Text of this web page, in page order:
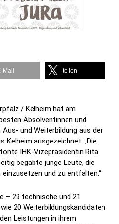
Mail teilen
/ Kelheim hat am
Absolventinnen und
und Weiterbildung aus der
Kelheim ausgezeichnet. „Die
IHK-Vizepräsidentin Rita
begabte junge Leute, die
einzusetzen und zu entfalten.“
– 29 technische und 21
20 Weiterbildungskandidaten
Leistungen in ihrem